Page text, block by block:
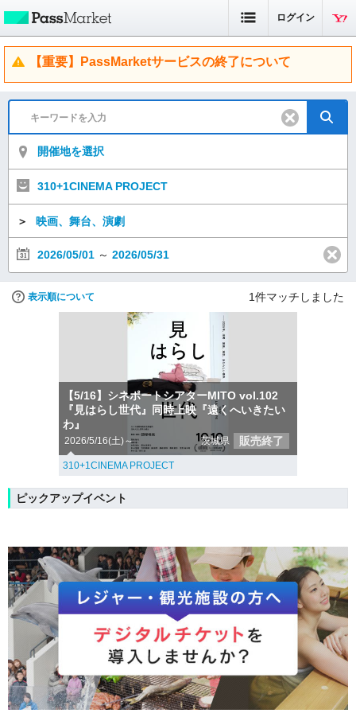
ログイン
【重要】PassMarketサービスの終了について
開催地を選択
310+1CINEMA PROJECT
＞ 映画、舞台、演劇
2026/05/01 ～ 2026/05/31
表示順について 1件マッチしました
【5/16】シネポートシアターMITO vol.102
『見はらし世代』同時上映『遠くへいきたい
わ』
2026/5/16(土)～ 茨城県 販売終了
310+1CINEMA PROJECT
ピックアップイベント